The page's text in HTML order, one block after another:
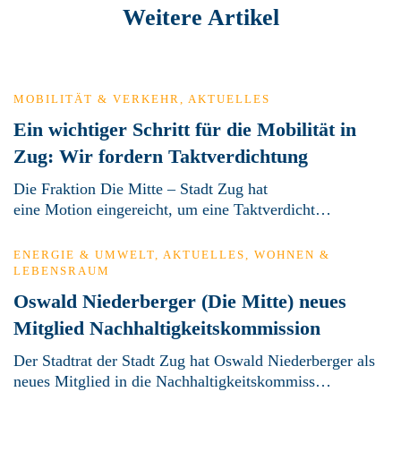
Weitere Artikel
MOBILITÄT & VERKEHR, AKTUELLES
Ein wichtiger Schritt für die Mobilität in
Zug: Wir fordern Taktverdichtung
Die Fraktion Die Mitte – Stadt Zug hat
eine Motion eingereicht, um eine Taktverdicht…
ENERGIE & UMWELT, AKTUELLES, WOHNEN &
LEBENSRAUM
Oswald Niederberger (Die Mitte) neues
Mitglied Nachhaltigkeitskommission
Der Stadtrat der Stadt Zug hat Oswald Niederberger als
neues Mitglied in die Nachhaltigkeitskommiss…